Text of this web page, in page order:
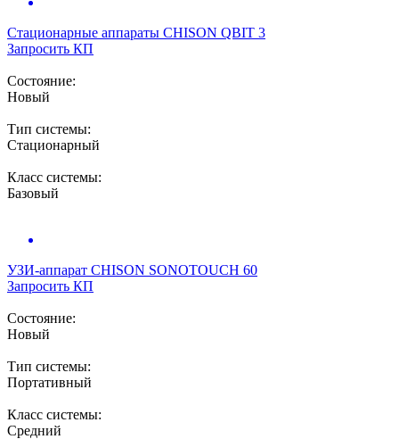
Стационарные аппараты CHISON QBIT 3
Запросить КП
Состояние:
Новый
Тип системы:
Стационарный
Класс системы:
Базовый
УЗИ-аппарат CHISON SONOTOUCH 60
Запросить КП
Состояние:
Новый
Тип системы:
Портативный
Класс системы:
Средний